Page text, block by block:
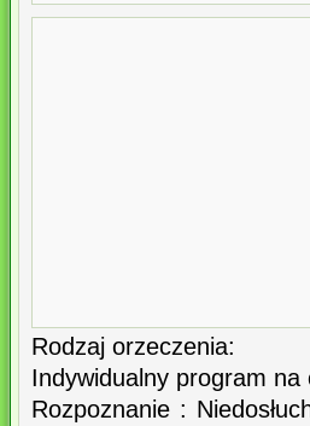
Rodzaj orzeczenia:
Indywidualny program na
Rozpoznanie :